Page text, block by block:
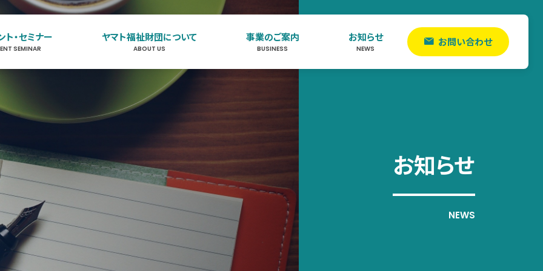
ト・セミナー
SEMINAR
ヤマト福祉財団について
ABOUT US
事業のご案内
BUSINESS
お知らせ
NEWS
お問い合わせ
お知らせ
NEWS
イベント・セミナー
ヤマト福祉財団について
事業のご案内
お知らせ